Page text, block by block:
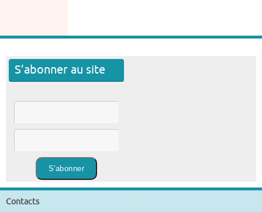
S’abonner au site
Contacts